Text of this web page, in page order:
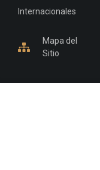
Internacionales
Mapa del
Sitio